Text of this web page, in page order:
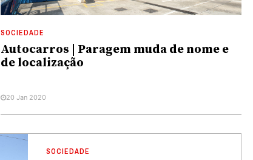
SOCIEDADE
Autocarros | Paragem muda de nome e
de localização
20 Jan 2020
SOCIEDADE